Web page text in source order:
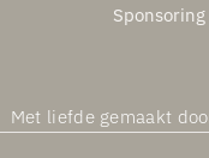
Sponsoring
Met liefde gemaakt